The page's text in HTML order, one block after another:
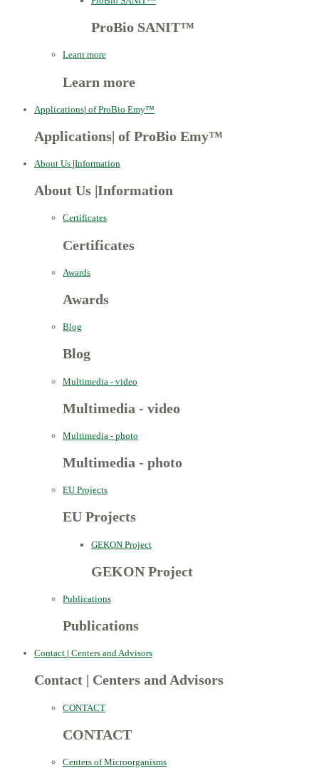
ProBio SANIT™
Learn more
Learn more
Applications| of ProBio Emy™
Applications of ProBio Emy™
About Us |Information
About Us Information
Certificates
Certificates
Awards
Awards
Blog
Blog
Multimedia - video
Multimedia - video
Multimedia - photo
Multimedia - photo
EU Projects
EU Projects
GEKON Project
GEKON Project
Publications
Publications
Contact | Centers and Advisors
Contact Centers and Advisors
CONTACT
CONTACT
Centers of Microorganisms